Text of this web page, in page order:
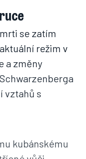
se zatím
režim v
a změny
vztahů s
kubánskému